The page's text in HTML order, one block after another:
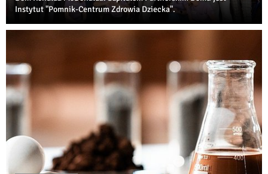
Instytut "Pomnik-Centrum Zdrowia Dziecka".